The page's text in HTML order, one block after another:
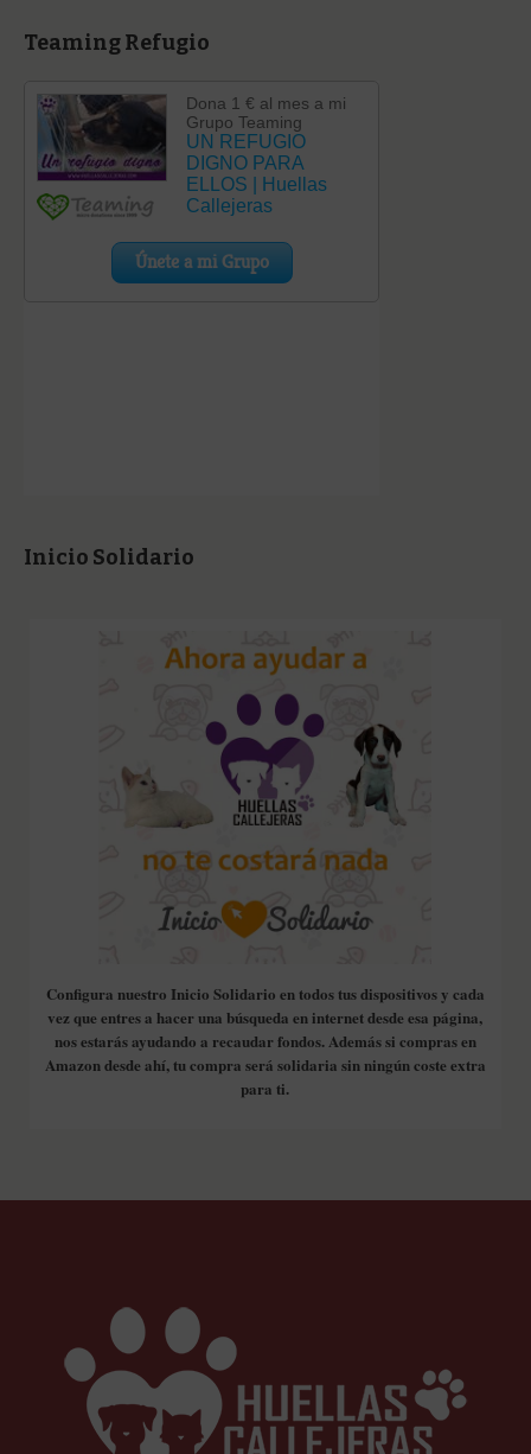
Teaming Refugio
Inicio Solidario
Configura nuestro Inicio Solidario en todos tus dispositivos y cada
vez que entres a hacer una búsqueda en internet desde esa página,
nos estarás ayudando a recaudar fondos. Además si compras en
Amazon desde ahí, tu compra será solidaria sin ningún coste extra
para ti.